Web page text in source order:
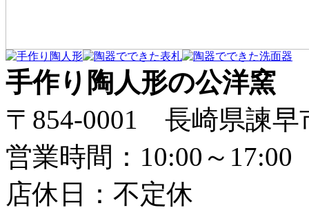
手作り陶人形の公洋窯
〒854-0001 長崎県諫早
営業時間：10:00～17:00
店休日：不定休